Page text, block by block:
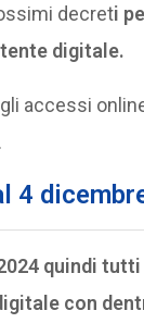
decreti
digitale.
accessi
4
quindi
con